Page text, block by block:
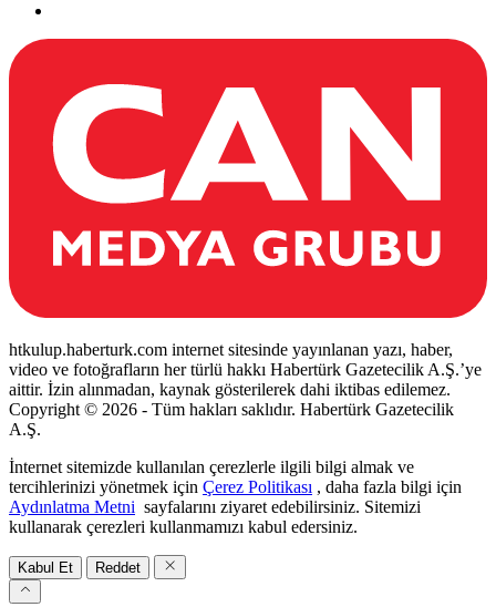
htkulup.haberturk.com internet sitesinde yayınlanan yazı, haber,
video ve fotoğrafların her türlü hakkı Habertürk Gazetecilik A.Ş.’ye
aittir. İzin alınmadan, kaynak gösterilerek dahi iktibas edilemez.
Copyright © 2026 - Tüm hakları saklıdır. Habertürk Gazetecilik
A.Ş.
İnternet sitemizde kullanılan çerezlerle ilgili bilgi almak ve
tercihlerinizi yönetmek için Çerez Politikası , daha fazla bilgi için
Aydınlatma Metni sayfalarını ziyaret edebilirsiniz. Sitemizi
kullanarak çerezleri kullanmamızı kabul edersiniz.
Kabul Et Reddet